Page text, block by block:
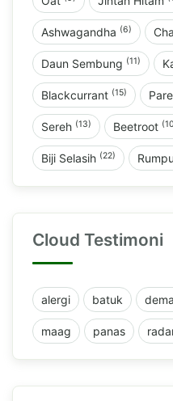
Ashwagandha (6)
Daun Sembung (11)
Blackcurrant (15) Pare
Sereh (13) Beetroot
Biji Selasih (22)
Cloud Testimoni
alergi batuk
maag panas